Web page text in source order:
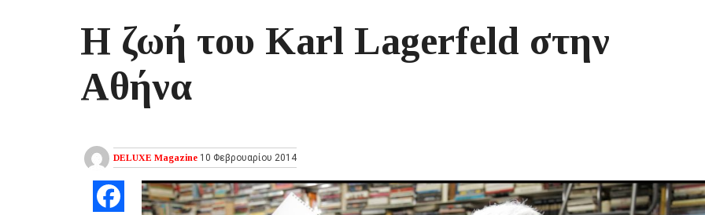
Η ζωή του Karl Lagerfeld στην
Αθήνα
DELUXE Magazine 10 Φεβρουαρίου 2014
Facebook